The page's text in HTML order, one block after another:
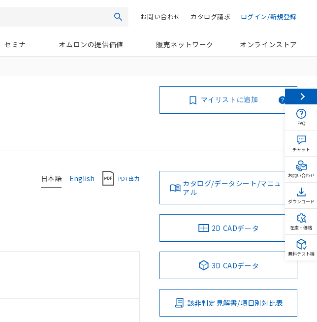
検索 ログイン/新規登録
カタログ請求
お問い合わせ
セミナ オムロンの提供価値 販売ネットワーク オンラインストア
マイリストに追加
日本語 English PDF出力
カタログ/データシート/マニュ
アル
2D CADデータ
3D CADデータ
該非判定見解書/項目別対比表
FAQ
チャット
お問い合わせ
ダウンロード
在庫・価格
無料テスト機